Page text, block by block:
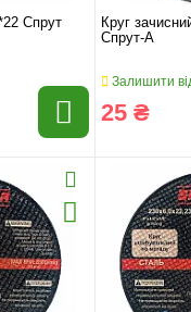
Спрут
Круг
Спрут-А
Залишити
25 ₴